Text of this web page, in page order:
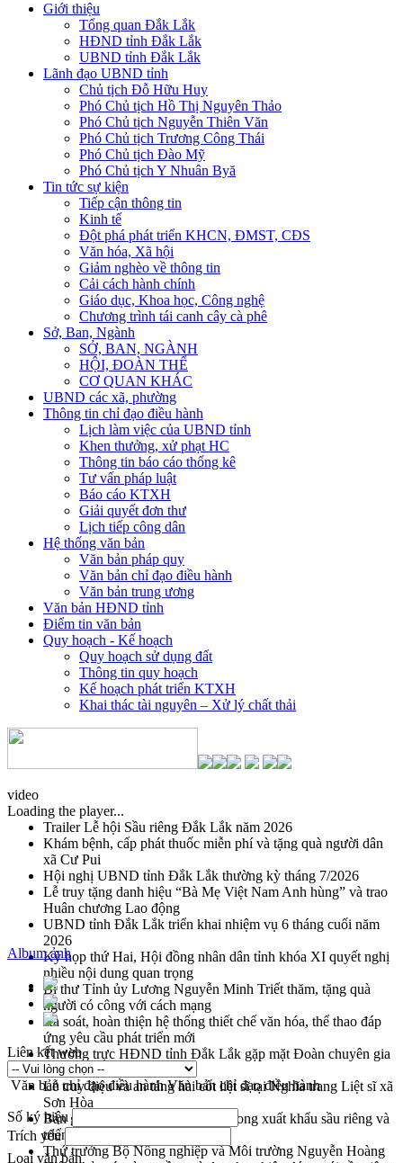
Giới thiệu
Tổng quan Đắk Lắk
HĐND tỉnh Đắk Lắk
UBND tỉnh Đắk Lắk
Lãnh đạo UBND tỉnh
Chủ tịch Đỗ Hữu Huy
Phó Chủ tịch Hồ Thị Nguyên Thảo
Phó Chủ tịch Nguyễn Thiên Văn
Phó Chủ tịch Trương Công Thái
Phó Chủ tịch Đào Mỹ
Phó Chủ tịch Y Nhuân Byă
Tin tức sự kiện
Tiếp cận thông tin
Kinh tế
Đột phá phát triển KHCN, ĐMST, CĐS
Văn hóa, Xã hội
Giảm nghèo về thông tin
Cải cách hành chính
Giáo dục, Khoa học, Công nghệ
Chương trình tái canh cây cà phê
Sở, Ban, Ngành
SỞ, BAN, NGÀNH
HỘI, ĐOÀN THỂ
CƠ QUAN KHÁC
UBND các xã, phường
Thông tin chỉ đạo điều hành
Lịch làm việc của UBND tỉnh
Khen thưởng, xử phạt HC
Thông tin báo cáo thống kê
Tư vấn pháp luật
Báo cáo KTXH
Giải quyết đơn thư
Lịch tiếp công dân
Hệ thống văn bản
Văn bản pháp quy
Văn bản chỉ đạo điều hành
Văn bản trung ương
Văn bản HĐND tỉnh
Điểm tin văn bản
Quy hoạch - Kế hoạch
Quy hoạch sử dụng đất
Thông tin quy hoạch
Kế hoạch phát triển KTXH
Khai thác tài nguyên – Xử lý chất thải
video
Loading the player...
Trailer Lễ hội Sầu riêng Đắk Lắk năm 2026
Khám bệnh, cấp phát thuốc miễn phí và tặng quà người dân
xã Cư Pui
Hội nghị UBND tỉnh Đắk Lắk thường kỳ tháng 7/2026
Lễ truy tặng danh hiệu “Bà Mẹ Việt Nam Anh hùng” và trao
Huân chương Lao động
UBND tỉnh Đắk Lắk triển khai nhiệm vụ 6 tháng cuối năm
2026
Kỳ họp thứ Hai, Hội đồng nhân dân tỉnh khóa XI quyết nghị
nhiều nội dung quan trọng
Bí thư Tỉnh ủy Lương Nguyễn Minh Triết thăm, tặng quà
người có công với cách mạng
Rà soát, hoàn thiện hệ thống thiết chế văn hóa, thể thao đáp
ứng yêu cầu phát triển mới
Thường trực HĐND tỉnh Đắk Lắk gặp mặt Đoàn chuyên gia
y tế TP. Hồ Chí Minh
Lễ truy điệu và an táng hài cốt liệt sĩ tại Nghĩa trang Liệt sĩ xã
Sơn Hòa
Bàn giải pháp tháo gỡ khó khăn trong xuất khẩu sầu riêng và
triển khai quy định EUDR
Thứ trưởng Bộ Nông nghiệp và Môi trường Nguyễn Hoàng
Album ảnh
Liên kết web
Văn bản chỉ đạo điều hành Văn bản chỉ đạo điều hành
Số ký hiệu
Trích yếu
Loại văn bản